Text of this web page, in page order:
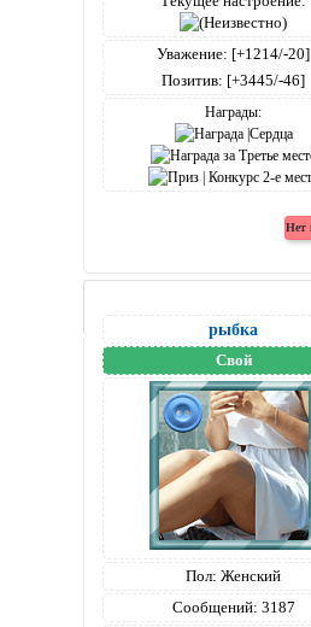
Уважение: [+1214/-20]
Позитив: [+3445/-46]
Награды:
рыбка
Свой
Пол: Женский
Сообщений: 3187